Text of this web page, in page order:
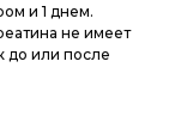
и 1 днем.
не имеет
до или после